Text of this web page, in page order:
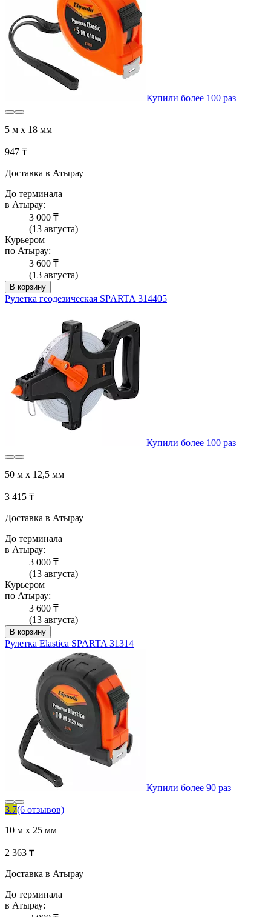
Купили более 100 раз
5 м х 18 мм
947 ₸
Доставка в Атырау
До терминала
в Атырау:
3 000 ₸
(13 августа)
Курьером
по Атырау:
3 600 ₸
(13 августа)
В корзину
Рулетка геодезическая SPARTA 314405
Купили более 100 раз
50 м х 12,5 мм
3 415 ₸
Доставка в Атырау
До терминала
в Атырау:
3 000 ₸
(13 августа)
Курьером
по Атырау:
3 600 ₸
(13 августа)
В корзину
Рулетка Elastica SPARTA 31314
Купили более 90 раз
3.7(6 отзывов)
10 м х 25 мм
2 363 ₸
Доставка в Атырау
До терминала
в Атырау: